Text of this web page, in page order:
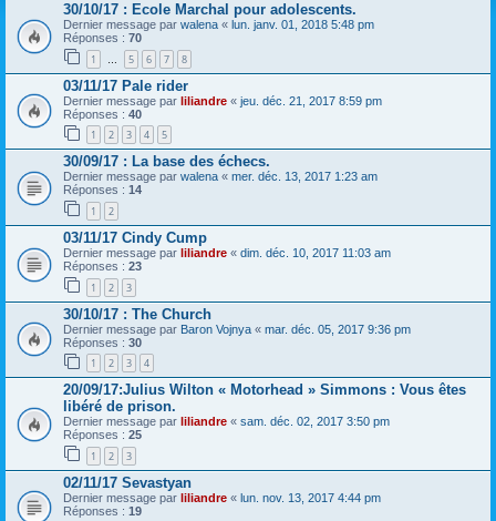
30/10/17 : Ecole Marchal pour adolescents.
Dernier message par walena « lun. janv. 01, 2018 5:48 pm
Réponses : 70
1 … 5 6 7 8
03/11/17 Pale rider
Dernier message par liliandre « jeu. déc. 21, 2017 8:59 pm
Réponses : 40
1 2 3 4 5
30/09/17 : La base des échecs.
Dernier message par walena « mer. déc. 13, 2017 1:23 am
Réponses : 14
1 2
03/11/17 Cindy Cump
Dernier message par liliandre « dim. déc. 10, 2017 11:03 am
Réponses : 23
1 2 3
30/10/17 : The Church
Dernier message par Baron Vojnya « mar. déc. 05, 2017 9:36 pm
Réponses : 30
1 2 3 4
20/09/17:Julius Wilton « Motorhead » Simmons : Vous êtes
libéré de prison.
Dernier message par liliandre « sam. déc. 02, 2017 3:50 pm
Réponses : 25
1 2 3
02/11/17 Sevastyan
Dernier message par liliandre « lun. nov. 13, 2017 4:44 pm
Réponses : 19